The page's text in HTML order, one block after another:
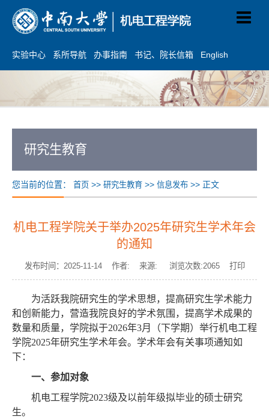
实验中心 系所导航 办事指南 书记、院长信箱 English
研究生教育
您当前的位置： 首页 >> 研究生教育 >> 信息发布 >> 正文
机电工程学院关于举办2025年研究生学术年会
的通知
发布时间：2025-11-14 作者: 来源: 浏览次数:2065 打印
为活跃我院研究生的学术思想，提高研究生学术能力
和创新能力，营造我院良好的学术氛围，提高学术成果的
数量和质量，学院拟于2026年3月（下学期）举行机电工程
学院2025年研究生学术年会。学术年会有关事项通知如
下：
一、参加对象
机电工程学院2023级及以前年级拟毕业的硕士研究
生。